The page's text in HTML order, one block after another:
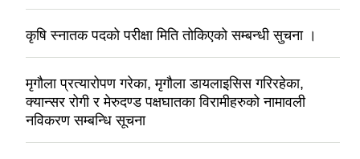
कृषि स्नातक पदको परीक्षा मिति तोकिएको सम्बन्धी सुचना ।
मृगौला प्रत्यारोपण गरेका, मृगौला डायलाइसिस गरिरहेका,
क्यान्सर रोगी र मेरुदण्ड पक्षघातका विरामीहरुको नामावली
नविकरण सम्बन्धि सूचना